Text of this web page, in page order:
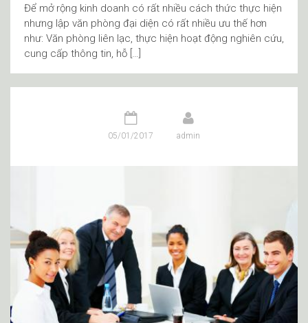
Để mở rộng kinh doanh có rất nhiều cách thức thực hiện
nhưng lập văn phòng đại diện có rất nhiều ưu thế hơn
như: Văn phòng liên lạc, thực hiện hoạt động nghiên cứu,
cung cấp thông tin, hỗ […]
05/01/2017 admin